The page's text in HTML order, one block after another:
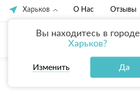
Харьков
Вы находитесь в городе
Харьков?
Изменить Да
О Нас Отзывы
Купить
ГЛАВНАЯ